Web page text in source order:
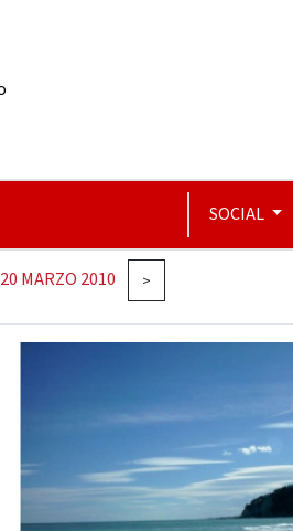
SOCIAL
20 MARZO 2010 >